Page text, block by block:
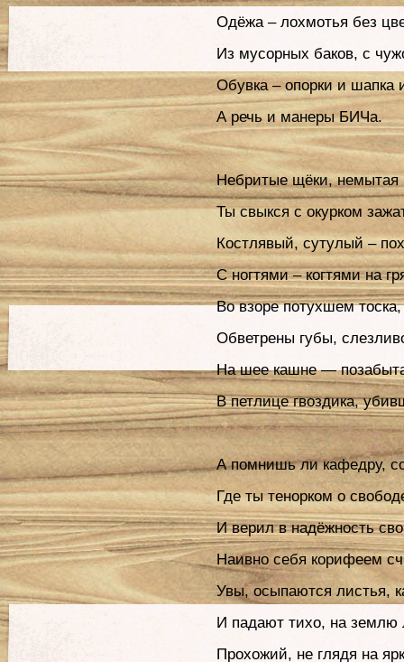
Одёжа – лохмотья без
Из мусорных баков, с
Обувка – опорки и шапка
А речь и манеры БИЧа.
Небритые щёки, немытая
Ты свыкся с окурком
Костлявый, сутулый –
С ногтями – когтями на
Во взоре потухшем
Обветрены губы,
На шее кашне —
В петлице гвоздика,
А помнишь ли кафедру,
Где ты тенорком о
И верил в надёжность
Наивно себя корифеем
Увы, осыпаются листья,
И падают тихо, на землю
Прохожий, не глядя на